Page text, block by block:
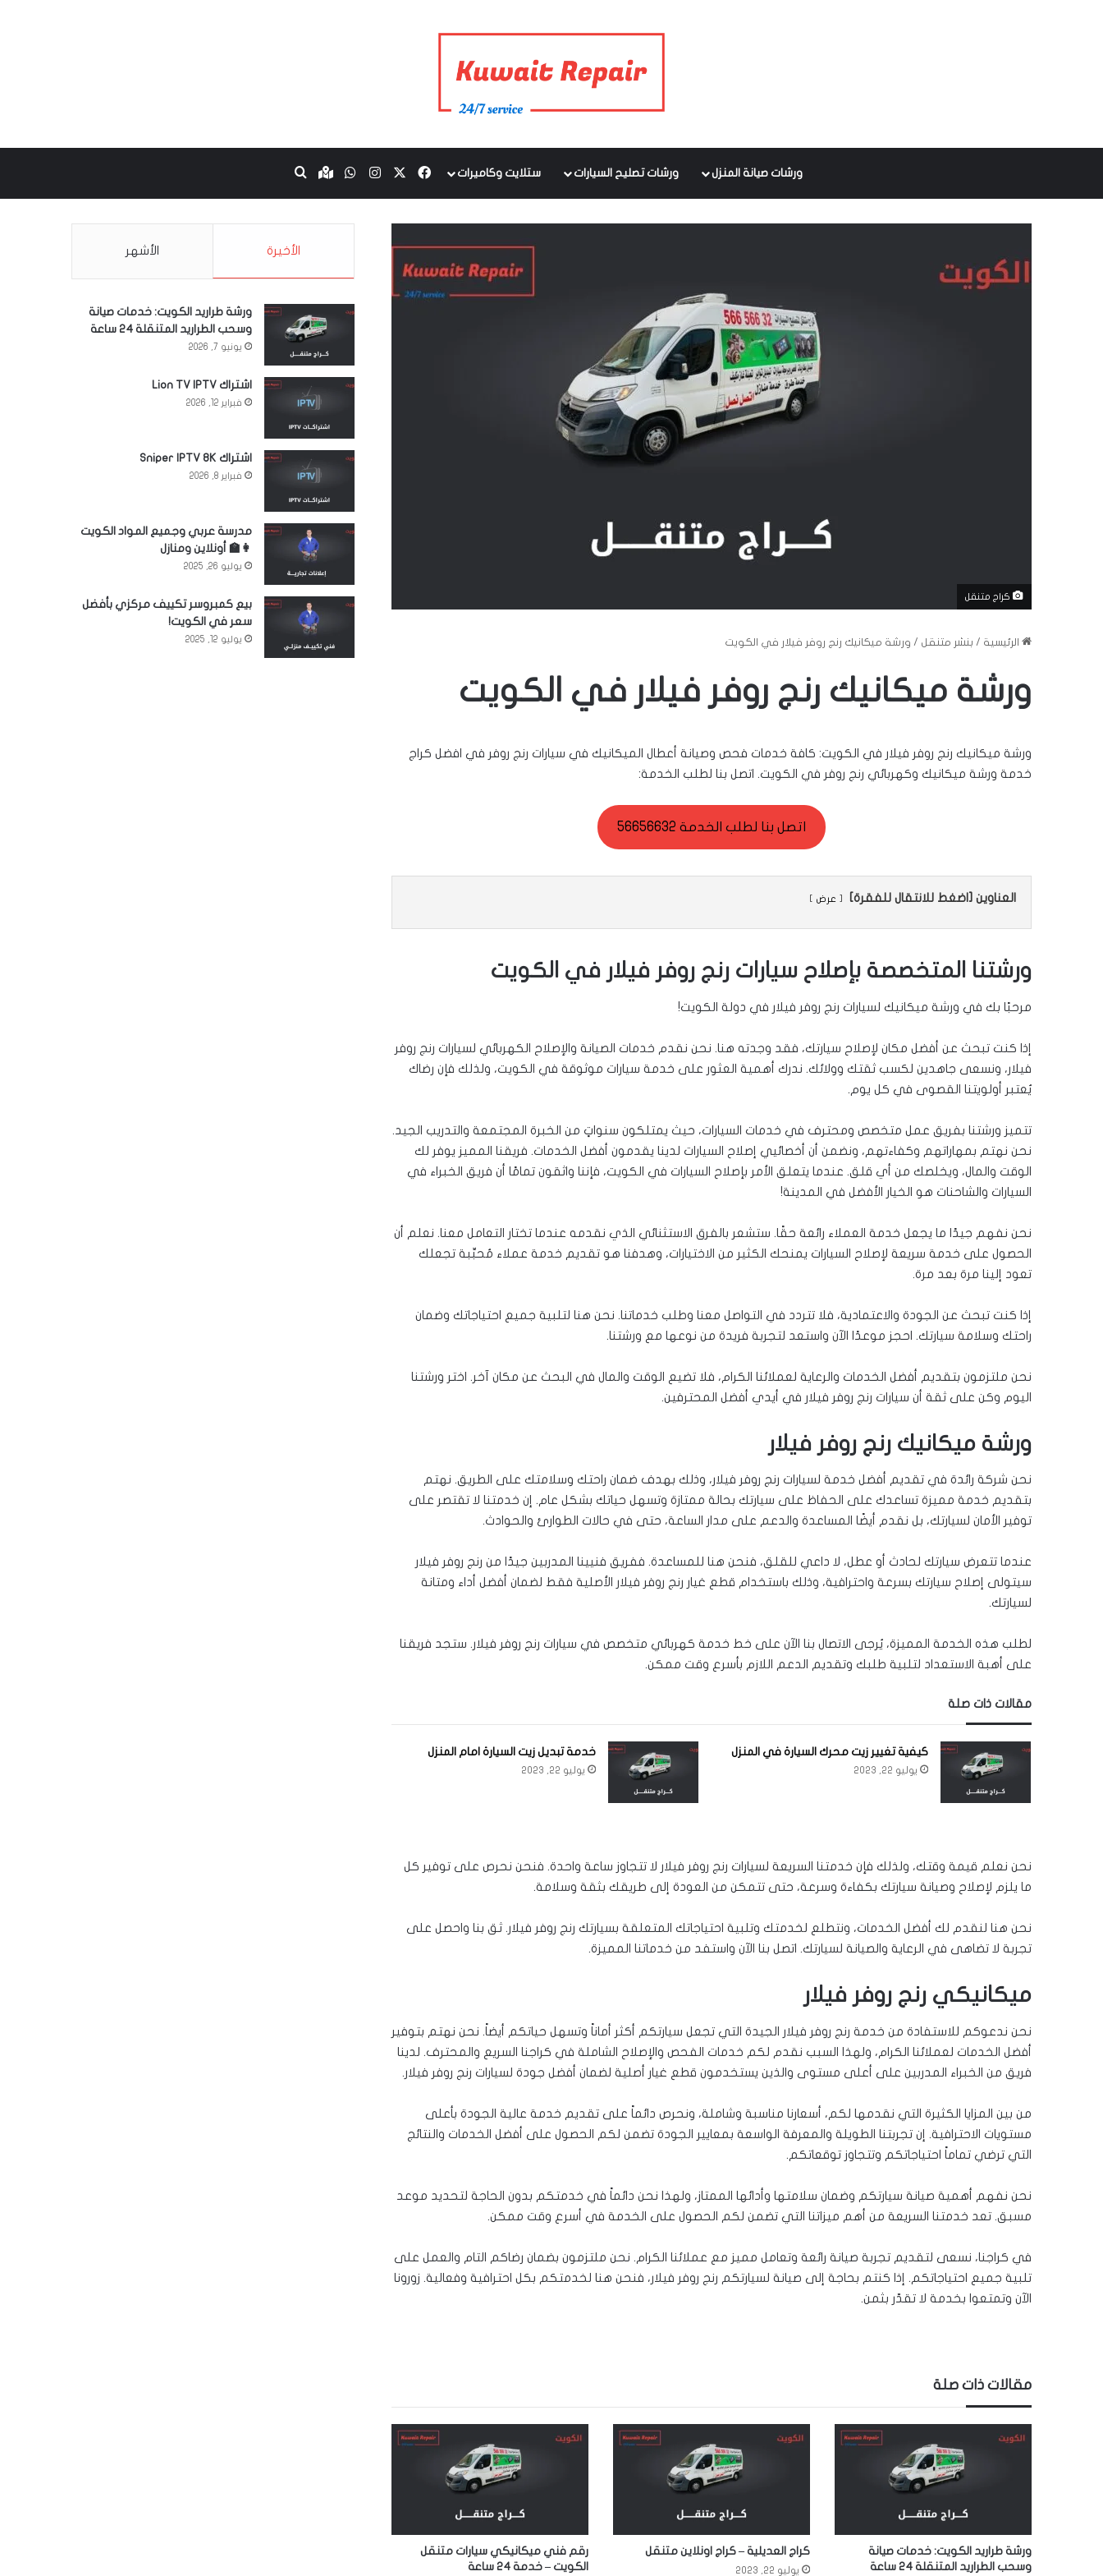
ورشات صيانة المنزل ورشات تصليح السيارات ستلايت وكاميرات فيسبوكانستقرام
واتسابGoogle maps
بحث عن
كراج متنقل
الرئيسية / بنشر متنقل / ورشة ميكانيك رنج روفر فيلار في الكويت
ورشة ميكانيك رنج روفر فيلار في الكويت
ورشة ميكانيك رنج روفر فيلار في الكويت: كافة خدمات فحص وصيانة أعطال الميكانيك في سيارات رنج روفر في افضل كراج
خدمة ورشة ميكانيك وكهربائي رنج روفر في الكويت. اتصل بنا لطلب الخدمة:
اتصل بنا لطلب الخدمة 56656632
العناوين [اضغط للانتقال للفقرة] عرض
ورشتنا المتخصصة بإصلاح سيارات رنج روفر فيلار في الكويت
مرحبًا بك في ورشة ميكانيك لسيارات رنج روفر فيلار في دولة الكويت!
إذا كنت تبحث عن أفضل مكان لإصلاح سيارتك، فقد وجدته هنا. نحن نقدم خدمات الصيانة والإصلاح الكهربائي لسيارات رنج روفر
فيلار، ونسعى جاهدين لكسب ثقتك وولائك. ندرك أهمية العثور على خدمة سيارات موثوقة في الكويت، ولذلك فإن رضاك
يُعتبر أولويتنا القصوى في كل يوم.
تتميز ورشتنا بفريق عمل متخصص ومحترف في خدمات السيارات، حيث يمتلكون سنواتٍ من الخبرة المجتمعة والتدريب الجيد.
نحن نهتم بمهاراتهم وكفاءتهم، ونضمن أن أخصائيي إصلاح السيارات لدينا يقدمون أفضل الخدمات. فريقنا المميز يوفر لك
الوقت والمال، ويخلصك من أي قلق. عندما يتعلق الأمر بإصلاح السيارات في الكويت، فإننا واثقون تمامًا أن فريق الخبراء في
السيارات والشاحنات هو الخيار الأفضل في المدينة!
نحن نفهم جيدًا ما يجعل خدمة العملاء رائعة حقًا. ستشعر بالفرق الاستثنائي الذي نقدمه عندما تختار التعامل معنا. نعلم أن
الحصول على خدمة سريعة لإصلاح السيارات يمنحك الكثير من الاختيارات، وهدفنا هو تقديم خدمة عملاء مُحبِّبة تجعلك
تعود إلينا مرة بعد مرة.
إذا كنت تبحث عن الجودة والاعتمادية، فلا تتردد في التواصل معنا وطلب خدماتنا. نحن هنا لتلبية جميع احتياجاتك وضمان
راحتك وسلامة سيارتك. احجز موعدًا الآن واستعد لتجربة فريدة من نوعها مع ورشتنا.
نحن ملتزمون بتقديم أفضل الخدمات والرعاية لعملائنا الكرام، فلا تضيع الوقت والمال في البحث عن مكان آخر. اختر ورشتنا
اليوم وكن على ثقة أن سيارات رنج روفر فيلار في أيدي أفضل المحترفين.
ورشة ميكانيك رنج روفر فيلار
نحن شركة رائدة في تقديم أفضل خدمة لسيارات رنج روفر فيلار، وذلك بهدف ضمان راحتك وسلامتك على الطريق. نهتم
بتقديم خدمة مميزة تساعدك على الحفاظ على سيارتك بحالة ممتازة وتسهل حياتك بشكل عام. إن خدمتنا لا تقتصر على
توفير الأمان لسيارتك، بل نقدم أيضًا المساعدة والدعم على مدار الساعة، حتى في حالات الطوارئ والحوادث.
عندما تتعرض سيارتك لحادث أو عطل، لا داعي للقلق، فنحن هنا للمساعدة. ففريق فنيينا المدربين جيدًا من رنج روفر فيلار
سيتولى إصلاح سيارتك بسرعة واحترافية، وذلك باستخدام قطع غيار رنج روفر فيلار الأصلية فقط لضمان أفضل أداء ومتانة
لسيارتك.
لطلب هذه الخدمة المميزة، يُرجى الاتصال بنا الآن على خط خدمة كهربائي متخصص في سيارات رنج روفر فيلار. ستجد فريقنا
على أهبة الاستعداد لتلبية طلبك وتقديم الدعم اللازم بأسرع وقت ممكن.
مقالات ذات صلة
كيفية تغيير زيت محرك السيارة في المنزل
يوليو 22, 2023
خدمة تبديل زيت السيارة امام المنزل
يوليو 22, 2023
نحن نعلم قيمة وقتك، ولذلك فإن خدمتنا السريعة لسيارات رنج روفر فيلار لا تتجاوز ساعة واحدة. فنحن نحرص على توفير كل
ما يلزم لإصلاح وصيانة سيارتك بكفاءة وسرعة، حتى تتمكن من العودة إلى طريقك بثقة وسلامة.
نحن هنا لنقدم لك أفضل الخدمات، ونتطلع لخدمتك وتلبية احتياجاتك المتعلقة بسيارتك رنج روفر فيلار. ثق بنا واحصل على
تجربة لا تضاهى في الرعاية والصيانة لسيارتك. اتصل بنا الآن واستفد من خدماتنا المميزة.
ميكانيكي رنج روفر فيلار
نحن ندعوكم للاستفادة من خدمة رنج روفر فيلار الجيدة التي تجعل سيارتكم أكثر أماناً وتسهل حياتكم أيضاً. نحن نهتم بتوفير
أفضل الخدمات لعملائنا الكرام، ولهذا السبب نقدم لكم خدمات الفحص والإصلاح الشاملة في كراجنا السريع والمحترف. لدينا
فريق من الخبراء المدربين على أعلى مستوى والذين يستخدمون قطع غيار أصلية لضمان أفضل جودة لسيارات رنج روفر فيلار.
من بين المزايا الكثيرة التي نقدمها لكم، أسعارنا مناسبة وشاملة، ونحرص دائماً على تقديم خدمة عالية الجودة بأعلى
مستويات الاحترافية. إن تجربتنا الطويلة والمعرفة الواسعة بمعايير الجودة تضمن لكم الحصول على أفضل الخدمات والنتائج
التي ترضي تماماً احتياجاتكم وتتجاوز توقعاتكم.
نحن نفهم أهمية صيانة سيارتكم وضمان سلامتها وأدائها الممتاز، ولهذا نحن دائماً في خدمتكم بدون الحاجة لتحديد موعد
مسبق. تعد خدمتنا السريعة من أهم ميزاتنا التي تضمن لكم الحصول على الخدمة في أسرع وقت ممكن.
في كراجنا، نسعى لتقديم تجربة صيانة رائعة وتعامل مميز مع عملائنا الكرام. نحن ملتزمون بضمان رضاكم التام والعمل على
تلبية جميع احتياجاتكم. إذا كنتم بحاجة إلى صيانة لسيارتكم رنج روفر فيلار، فنحن هنا لخدمتكم بكل احترافية وفعالية. زورونا
الآن وتمتعوا بخدمة لا تقدّر بثمن.
مقالات ذات صلة
ورشة طراريد الكويت: خدمات صيانة
وسحب الطراريد المتنقلة 24 ساعة
كراج العديلية – كراج اونلاين متنقل
يوليو 22, 2023
رقم فني ميكانيكي سيارات متنقل
الكويت – خدمة 24 ساعة
الأخيرة الأشهر
ورشة طراريد الكويت: خدمات صيانة
وسحب الطراريد المتنقلة 24 ساعة
يونيو 7, 2026
اشتراك Lion TV IPTV
فبراير 12, 2026
اشتراك Sniper IPTV 8K
فبراير 8, 2026
مدرسة عربي وجميع المواد الكويت
👩‍🏫 أونلاين ومنازل
يوليو 26, 2025
بيع كمبروسر تكييف مركزي بأفضل
سعر في الكويت!
يوليو 12, 2025